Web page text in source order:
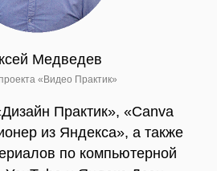
Медведев
«Видео Практик»
Практик», «Canva
из Яндекса», а также
по компьютерной
YouTube и Яндекс.Дзен.